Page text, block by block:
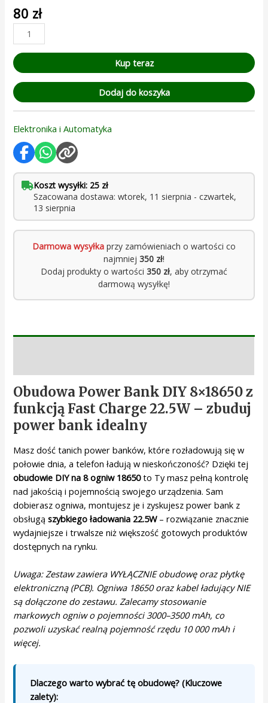
80 zł
Kup teraz
Dodaj do koszyka
Elektronika i Automatyka
Koszt wysyłki: 25 zł
Szacowana dostawa: wtorek, 11 sierpnia - czwartek,
13 sierpnia
Darmowa wysyłka przy zamówieniach o wartości co
najmniej 350 zł!
Dodaj produkty o wartości 350 zł, aby otrzymać
darmową wysyłkę!
Obudowa Power Bank DIY 8×18650 z
funkcją Fast Charge 22.5W – zbuduj
power bank idealny
Masz dość tanich power banków, które rozładowują się w
połowie dnia, a telefon ładują w nieskończoność? Dzięki tej
obudowie DIY na 8 ogniw 18650to Ty masz pełną kontrolę
nad jakością i pojemnością swojego urządzenia. Sam
dobierasz ogniwa, montujesz je i zyskujesz power bank z
obsługąszybkiego ładowania 22.5W– rozwiązanie znacznie
wydajniejsze i trwalsze niż większość gotowych produktów
dostępnych na rynku.
Uwaga: Zestaw zawiera WYŁĄCZNIE obudowę oraz płytkę
elektroniczną (PCB). Ogniwa 18650 oraz kabel ładujący NIE
są dołączone do zestawu. Zalecamy stosowanie
markowych ogniw o pojemności 3000–3500 mAh, co
pozwoli uzyskać realną pojemność rzędu 10 000 mAh i
więcej.
Dlaczego warto wybrać tę obudowę? (Kluczowe
zalety):